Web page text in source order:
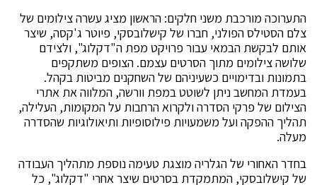
התערוכה מורכבת משני חלקים: הראשון מציג עשרה צילומים של
צלם הסטילס הפולני, חברו של קישלובסקי, פיוטר ג'קסה, שיצר
אותם לבקשת הבמאי עבור פרויקט מפת ה"דקלוג", ולצידם
שלושה צילומים מתוך הסרטים עצמם. הצופים משתקפים
בתמונות ובדימויים כשעיניהם של השחקנים מביטות בקהל.
בעמדת המחשב ניתן לשוטט במפת וורשה, המלווה את אתרי
הצילום של פרקי הסדרה ולקרוא הרחבות על המקומות, העלילה,
תהליך ההפקה ועל משמעויות פילוסופיות ותיאולוגיות שהסדרה
מעלה.
בחדר האחורי של הגלריה מוצגת טעימה נוספת מתהליך העבודה
של קישלובסקי, המתמקדת בסרטים שיצר אחרי "דקלוג", כל